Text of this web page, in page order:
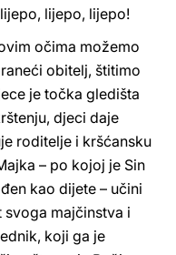
lijepo, lijepo!
očima možemo
obitelj, štitimo
je točka gledišta
djeci daje
roditelje i kršćansku
– po kojoj je Sin
kao dijete – učini
majčinstva i
koji ga je